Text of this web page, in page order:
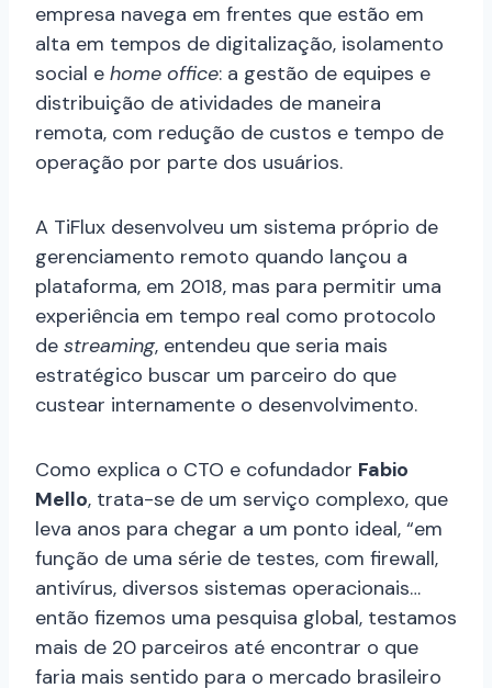
empresa navega em frentes que estão em
alta em tempos de digitalização, isolamento
social e home office: a gestão de equipes e
distribuição de atividades de maneira
remota, com redução de custos e tempo de
operação por parte dos usuários.
A TiFlux desenvolveu um sistema próprio de
gerenciamento remoto quando lançou a
plataforma, em 2018, mas para permitir uma
experiência em tempo real como protocolo
de streaming, entendeu que seria mais
estratégico buscar um parceiro do que
custear internamente o desenvolvimento.
Como explica o CTO e cofundador Fabio
Mello, trata-se de um serviço complexo, que
leva anos para chegar a um ponto ideal, “em
função de uma série de testes, com firewall,
antivírus, diversos sistemas operacionais…
então fizemos uma pesquisa global, testamos
mais de 20 parceiros até encontrar o que
faria mais sentido para o mercado brasileiro